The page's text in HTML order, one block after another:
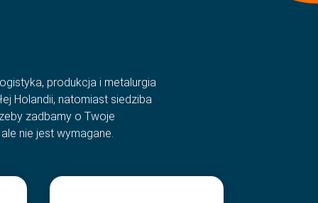
български
produkcja i metalurgia
Holandii, natomiast siedziba
zadbamy o Twoje
nie jest wymagane.